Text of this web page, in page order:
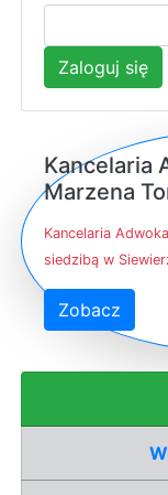
Zaloguj się
Kancelaria
Marzena
Kancelaria
siedzibą w
Zobacz